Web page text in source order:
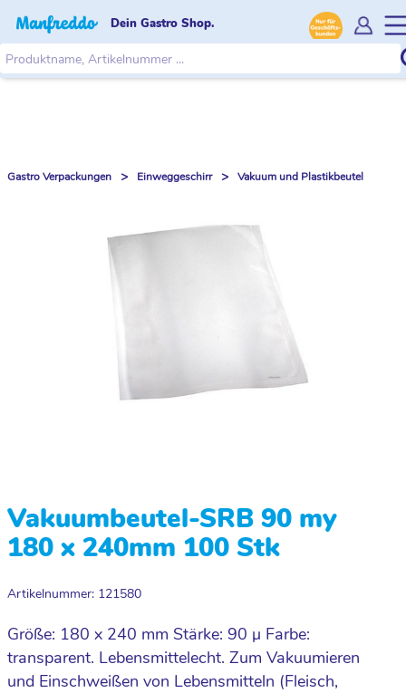
Dein Gastro Shop.
Gastro Verpackungen > Einweggeschirr > Vakuum und Plastikbeutel
Vakuumbeutel-SRB 90 my
180 x 240mm 100 Stk
Artikelnummer: 121580
Größe: 180 x 240 mm Stärke: 90 µ Farbe:
transparent. Lebensmittelecht. Zum Vakuumieren
und Einschweißen von Lebensmitteln (Fleisch,